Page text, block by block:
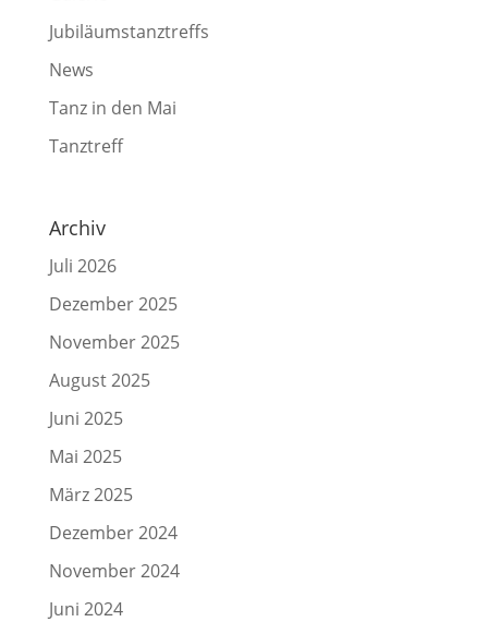
Jubiläumstanztreffs
News
Tanz in den Mai
Tanztreff
Archiv
Juli 2026
Dezember 2025
November 2025
August 2025
Juni 2025
Mai 2025
März 2025
Dezember 2024
November 2024
Juni 2024